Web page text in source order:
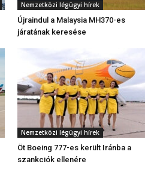
Nemzetközi légügyi hírek
Újraindul a Malaysia MH370-es
járatának keresése
Nemzetközi légügyi hírek
Öt Boeing 777-es került Iránba a
szankciók ellenére